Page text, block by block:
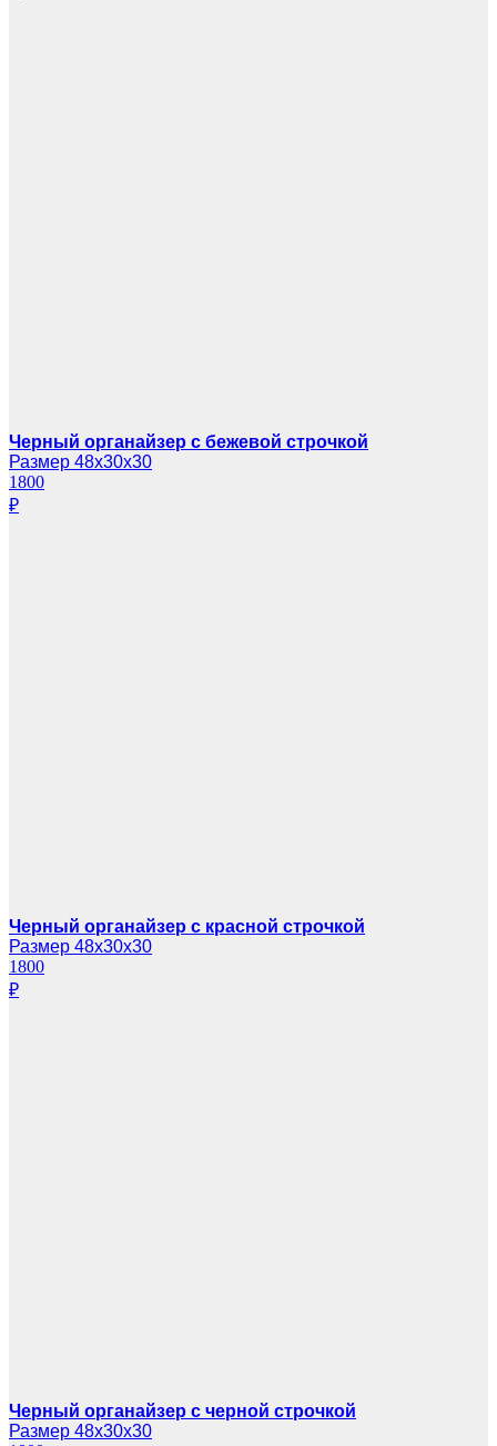
Черный органайзер с бежевой строчкой
Размер 48х30х30
1800
₽
Черный органайзер с красной строчкой
Размер 48х30х30
1800
₽
Черный органайзер с черной строчкой
Размер 48х30х30